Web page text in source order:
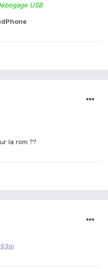
USB
la rom ??